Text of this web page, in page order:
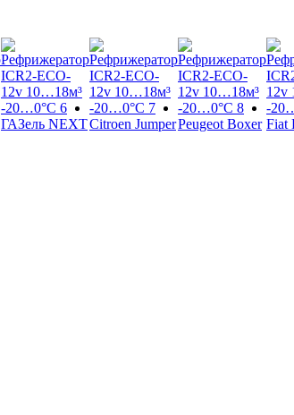
ГАЗель NEXTCitroen JumperPeugeot Boxer Fiat